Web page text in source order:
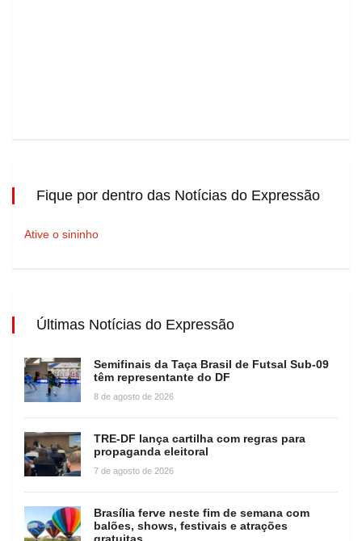
Fique por dentro das Notícias do Expressão
Ative o sininho
Últimas Notícias do Expressão
Semifinais da Taça Brasil de Futsal Sub-09
têm representante do DF
8 de agosto de 2026
TRE-DF lança cartilha com regras para
propaganda eleitoral
7 de agosto de 2026
Brasília ferve neste fim de semana com
balões, shows, festivais e atrações